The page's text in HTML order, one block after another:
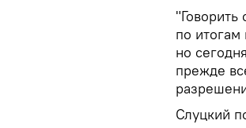
по
но
прежде
Слуцкий